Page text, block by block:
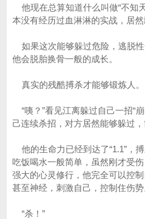
他现在总算知道什么叫做“不知
本没有经历过血淋淋的实战，居
如果这次能够躲过危险，逃脱性
他会脱胎换骨一般的成长。
真实的残酷搏杀才能够锻炼人。
“咦？”看见江离躲过自己一招“
己连续杀招，对方居然能够躲过，
他的生命力已经到达了“1.1”，
吃饭喝水一般简单，虽然刚才受
强大的心灵修行，他完全可以控
甚至神经，刺激自己，控制住伤势
“杀！”